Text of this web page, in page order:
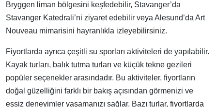
Bryggen liman bölgesini keşfedebilir, Stavanger’da
Stavanger Katedrali’ni ziyaret edebilir veya Alesund’da Art
Nouveau mimarisini hayranlıkla izleyebilirsiniz.
Fiyortlarda ayrıca çeşitli su sporları aktiviteleri de yapılabilir.
Kayak turları, balık tutma turları ve küçük tekne gezileri
popüler seçenekler arasındadır. Bu aktiviteler, fiyortların
doğal güzelliğini farklı bir bakış açısından görmenizi ve
eşsiz deneyimler yaşamanızı sağlar. Bazı turlar, fiyortlarda